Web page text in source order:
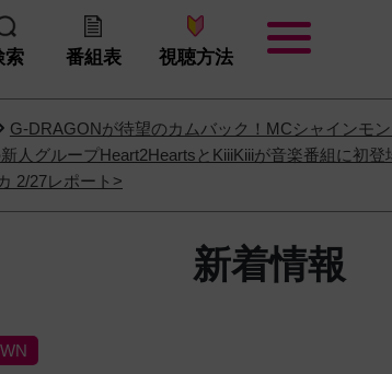
索 番組表 視聴方法
G-DRAGONが待望のカムバック！MCシャインモ
人グループHeart2HeartsとKiiiKiiiが音楽番組に初
2/27レポート>
新着情報